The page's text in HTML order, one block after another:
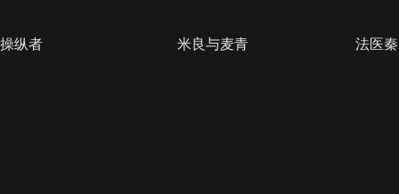
操纵者 米良与麦青 法医